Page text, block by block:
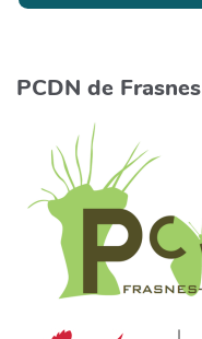
PCDN de Frasnes